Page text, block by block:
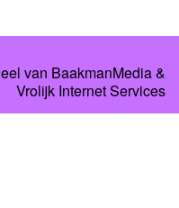
van BaakmanMedia&
Vrolijk Internet Services